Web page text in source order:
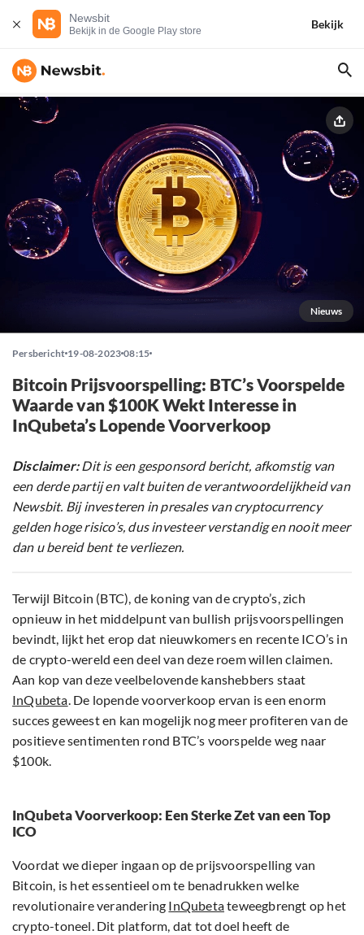
Newsbit
Bekijk in de Google Play store
Bekijk
Nieuws
Persbericht 19-08-2023 08:15
Bitcoin Prijsvoorspelling: BTC’s Voorspelde
Waarde van $100K Wekt Interesse in
InQubeta’s Lopende Voorverkoop
Disclaimer:Dit is een gesponsord bericht, afkomstig van
een derde partij en valt buiten de verantwoordelijkheid van
Newsbit. Bij investeren in presales van cryptocurrency
gelden hoge risico’s, dus investeer verstandig en nooit meer
dan u bereid bent te verliezen.
Terwijl Bitcoin (BTC), de koning van de crypto’s, zich
opnieuw in het middelpunt van bullish prijsvoorspellingen
bevindt, lijkt het erop dat nieuwkomers en recente ICO’s in
de crypto-wereld een deel van deze roem willen claimen.
Aan kop van deze veelbelovende kanshebbers staat
InQubeta. De lopende voorverkoop ervan is een enorm
succes geweest en kan mogelijk nog meer profiteren van de
positieve sentimenten rond BTC’s voorspelde weg naar
$100k.
InQubeta Voorverkoop: Een Sterke Zet van een Top
ICO
Voordat we dieper ingaan op de prijsvoorspelling van
Bitcoin, is het essentieel om te benadrukken welke
revolutionaire verandering InQubetateweegbrengt op het
crypto-toneel. Dit platform, dat tot doel heeft de